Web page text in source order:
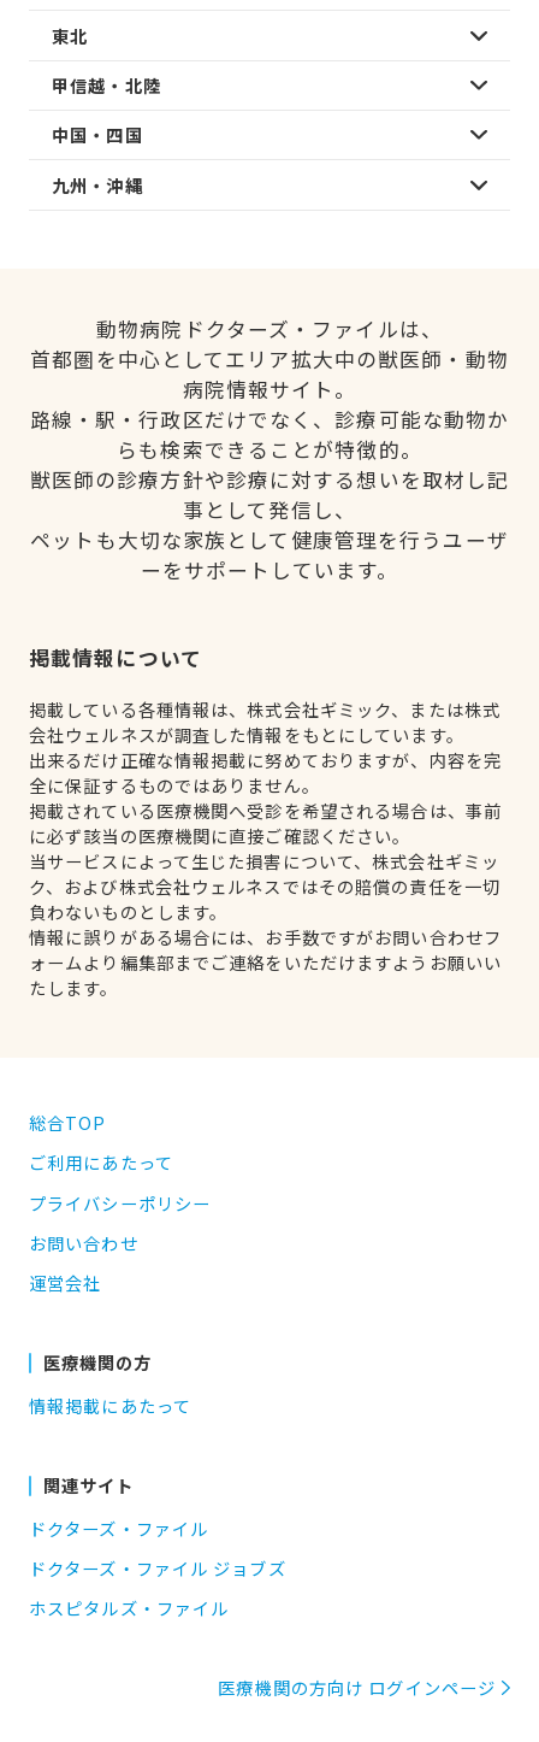
東北
甲信越・北陸
中国・四国
九州・沖縄
動物病院ドクターズ・ファイルは、
首都圏を中心としてエリア拡大中の獣医師・動物
病院情報サイト。
路線・駅・行政区だけでなく、診療可能な動物か
らも検索できることが特徴的。
獣医師の診療方針や診療に対する想いを取材し記
事として発信し、
ペットも大切な家族として健康管理を行うユーザ
ーをサポートしています。
掲載情報について
掲載している各種情報は、株式会社ギミック、または株式
会社ウェルネスが調査した情報をもとにしています。
出来るだけ正確な情報掲載に努めておりますが、内容を完
全に保証するものではありません。
掲載されている医療機関へ受診を希望される場合は、事前
に必ず該当の医療機関に直接ご確認ください。
当サービスによって生じた損害について、株式会社ギミッ
ク、および株式会社ウェルネスではその賠償の責任を一切
負わないものとします。
情報に誤りがある場合には、お手数ですがお問い合わせフ
ォームより編集部までご連絡をいただけますようお願いい
たします。
総合TOP
ご利用にあたって
プライバシーポリシー
お問い合わせ
運営会社
医療機関の方
情報掲載にあたって
関連サイト
ドクターズ・ファイル
ドクターズ・ファイル ジョブズ
ホスピタルズ・ファイル
医療機関の方向け ログインページ